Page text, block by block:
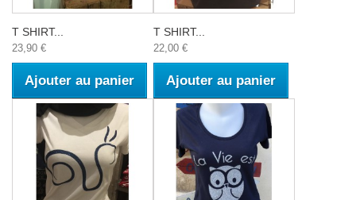
T SHIRT...
23,90 €
Ajouter au panier
T SHIRT...
22,00 €
Ajouter au panier